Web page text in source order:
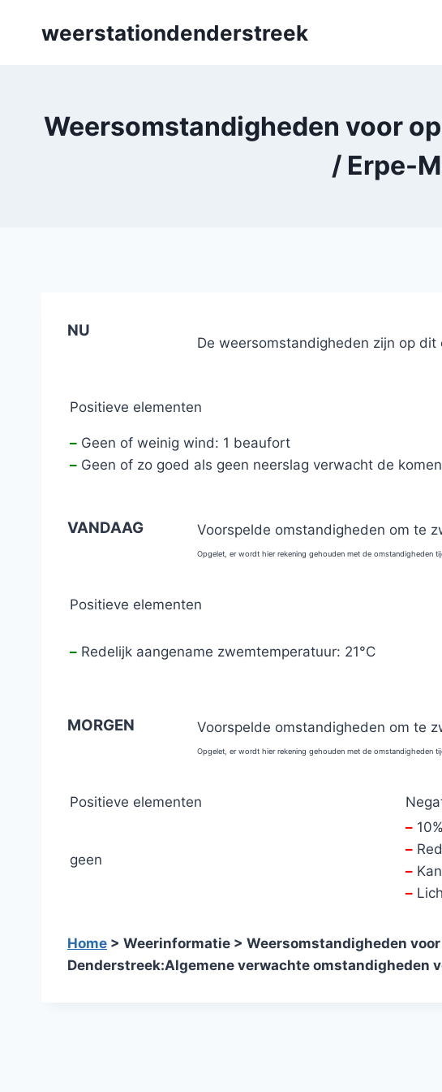
weerstationdenderstreek
Weersomstandigheden voor
/ Erpe-
NU
De weersomstandigheden zijn op dit
Positieve elementen
– Geen of weinig wind: 1 beaufort
– Geen of zo goed als geen neerslag verwacht de
VANDAAG Voorspelde omstandigheden om te
Opgelet, er wordt hier rekening gehouden met de omstandigheden
Positieve elementen
– Redelijk aangename zwemtemperatuur: 21°C
MORGEN Voorspelde omstandigheden om te
Opgelet, er wordt hier rekening gehouden met de omstandigheden
Positieve elementen
geen
–
–
–
–
Home > Weerinformatie > Weersomstandigheden
Denderstreek:Algemene verwachte omstandigheden